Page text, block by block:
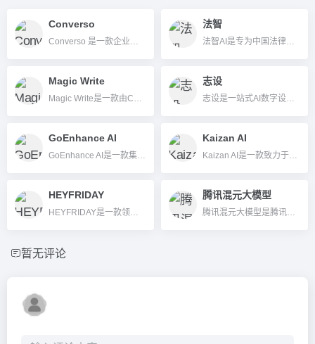
Converso 法智
Magic Write 志设
GoEnhance AI Kaizan AI
HEYFRIDAY 腾讯混元大模型
暂无评论